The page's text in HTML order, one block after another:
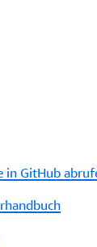
in GitHub